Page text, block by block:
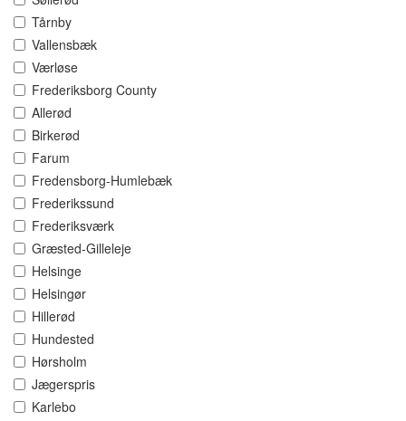
Tårnby
Vallensbæk
Værløse
Frederiksborg County
Allerød
Birkerød
Farum
Fredensborg-Humlebæk
Frederikssund
Frederiksværk
Græsted-Gilleleje
Helsinge
Helsingør
Hillerød
Hundested
Hørsholm
Jægerspris
Karlebo